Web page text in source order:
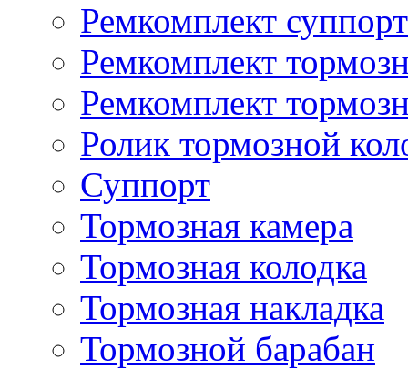
Ремкомплект
Ремкомплект
Ремкомплект
Ролик тормозной
Суппорт
Тормозная камера
Тормозная колодка
Тормозная накладка
Тормозной барабан